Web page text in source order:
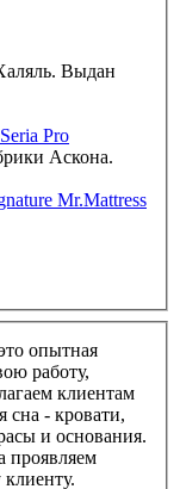
Выдан
Pro
Аскона.
Mr.Mattress
опытная
работу,
клиентам
сна - кровати,
и основания.
проявляем